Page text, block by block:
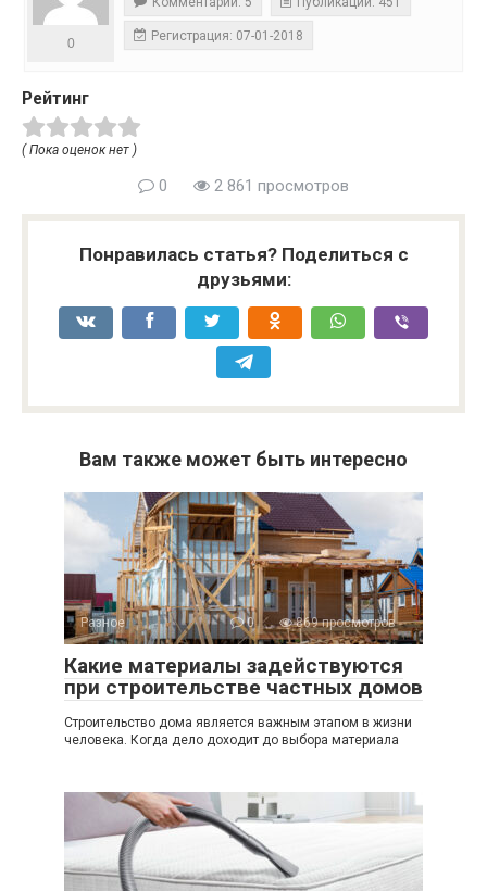
0 Регистрация: 07-01-2018
Рейтинг
( Пока оценок нет )
0 2 861 просмотров
Понравилась статья? Поделиться с
друзьями:
Вам также может быть интересно
Разное 0 869 просмотров
Какие материалы задействуются
при строительстве частных домов
Строительство дома является важным этапом в жизни
человека. Когда дело доходит до выбора материала